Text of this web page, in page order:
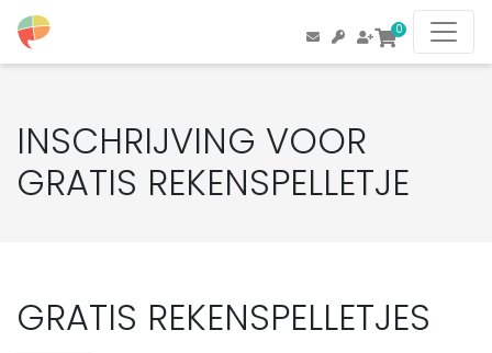
0
INSCHRIJVING VOOR
GRATIS REKENSPELLETJE
GRATIS REKENSPELLETJES